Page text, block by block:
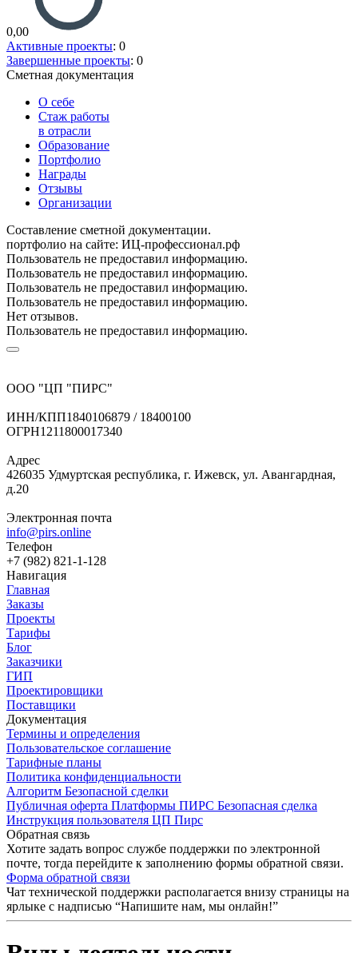
0,00
Активные проекты: 0
Завершенные проекты: 0
Сметная документация
О себе
Стаж работы
в отрасли
Образование
Портфолио
Награды
Отзывы
Организации
Составление сметной документации.
портфолио на сайте: ИЦ-профессионал.рф
Пользователь не предоставил информацию.
Пользователь не предоставил информацию.
Пользователь не предоставил информацию.
Пользователь не предоставил информацию.
Нет отзывов.
Пользователь не предоставил информацию.
ООО "ЦП "ПИРС"
ИНН/КПП1840106879 / 18400100
ОГРН1211800017340
Адрес
426035 Удмуртская республика, г. Ижевск, ул. Авангардная,
д.20
Электронная почта
info@pirs.online
Телефон
+7 (982) 821-1-128
Навигация
Главная
Заказы
Проекты
Тарифы
Блог
Заказчики
ГИП
Проектировщики
Поставщики
Документация
Термины и определения
Пользовательское соглашение
Тарифные планы
Политика конфиденциальности
Алгоритм Безопасной сделки
Публичная оферта Платформы ПИРС Безопасная сделка
Инструкция пользователя ЦП Пирс
Обратная связь
Хотите задать вопрос службе поддержки по электронной
почте, тогда перейдите к заполнению формы обратной связи.
Форма обратной связи
Чат технической поддержки располагается внизу страницы на
ярлыке с надписью “Напишите нам, мы онлайн!”